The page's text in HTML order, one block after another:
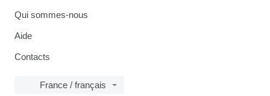
Qui sommes-nous
Aide
Contacts
France / français